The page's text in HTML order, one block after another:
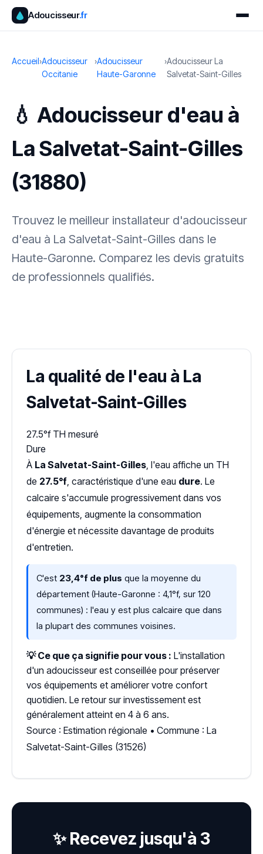
Adoucisseur.fr
Accueil›Adoucisseur
Occitanie
›Adoucisseur
Haute-Garonne
›Adoucisseur La
Salvetat-Saint-Gilles
💧 Adoucisseur d'eau à
La Salvetat-Saint-Gilles
(31880)
Trouvez le meilleur installateur d'adoucisseur
d'eau à La Salvetat-Saint-Gilles dans le
Haute-Garonne. Comparez les devis gratuits
de professionnels qualifiés.
La qualité de l'eau à La
Salvetat-Saint-Gilles
27.5°f TH mesuré
Dure
À La Salvetat-Saint-Gilles, l'eau affiche un TH
de 27.5°f, caractéristique d'une eau dure. Le
calcaire s'accumule progressivement dans vos
équipements, augmente la consommation
d'énergie et nécessite davantage de produits
d'entretien.
C'est 23,4°f de plus que la moyenne du
département (Haute-Garonne : 4,1°f, sur 120
communes) : l'eau y est plus calcaire que dans
la plupart des communes voisines.
💡 Ce que ça signifie pour vous : L'installation
d'un adoucisseur est conseillée pour préserver
vos équipements et améliorer votre confort
quotidien. Le retour sur investissement est
généralement atteint en 4 à 6 ans.
Source : Estimation régionale • Commune : La
Salvetat-Saint-Gilles (31526)
✨ Recevez jusqu'à 3